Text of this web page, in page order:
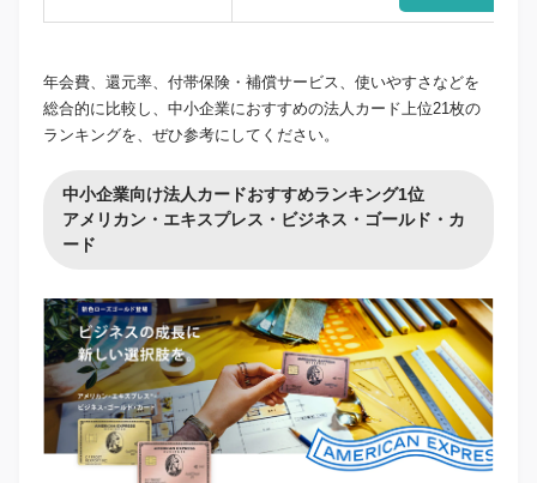
年会費、還元率、付帯保険・補償サービス、使いやすさなどを
総合的に比較し、中小企業におすすめの法人カード上位21枚の
ランキングを、ぜひ参考にしてください。
中小企業向け法人カードおすすめランキング1位
アメリカン・エキスプレス・ビジネス・ゴールド・カ
ード